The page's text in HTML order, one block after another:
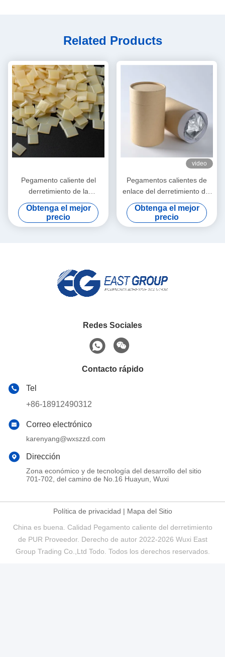
Related Products
Pegamento caliente del
derretimiento de la
carpintería de las bandas de
borde para la precintadora
automática
Obtenga el mejor
precio
video
Pegamentos calientes de
enlace del derretimiento del
poliuretano PUR del borde
de la chapa del PVC para los
muebles
Obtenga el mejor
precio
Redes Sociales
Contacto rápido
Tel
+86-18912490312
Correo electrónico
karenyang@wxszzd.com
Dirección
Zona económico y de tecnología del desarrollo del sitio
701-702, del camino de No.16 Huayun, Wuxi
Política de privacidad | Mapa del Sitio
China es buena. Calidad Pegamento caliente del derretimiento
de PUR Proveedor. Derecho de autor 2022-2026 Wuxi East
Group Trading Co.,Ltd Todo. Todos los derechos reservados.